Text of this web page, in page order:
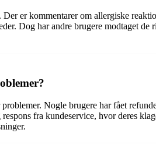
er kommentarer om allergiske
Dog har andre brugere modtaget
Nogle brugere har fået
fra kundeservice, hvor deres